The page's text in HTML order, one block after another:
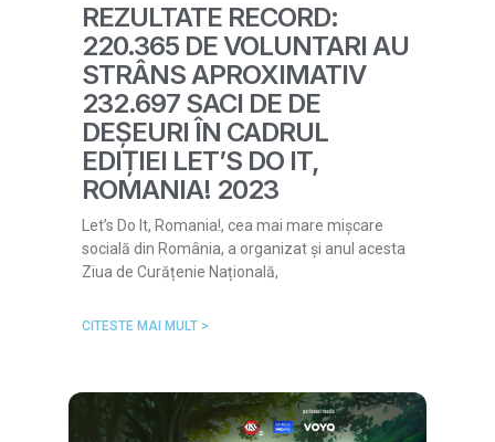
REZULTATE RECORD:
220.365 DE VOLUNTARI AU
STRÂNS APROXIMATIV
232.697 SACI DE DE
DEȘEURI ÎN CADRUL
EDIȚIEI LET’S DO IT,
ROMANIA! 2023
Let’s Do It, Romania!, cea mai mare mișcare
socială din România, a organizat și anul acesta
Ziua de Curățenie Națională,
CITESTE MAI MULT >